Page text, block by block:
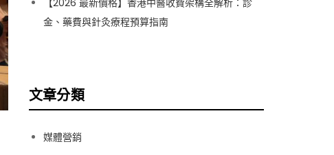
【2026 最新價格】香港中醫收費架構全解析：診
金、藥費與針灸療程預算指南
文章分類
媒體營銷